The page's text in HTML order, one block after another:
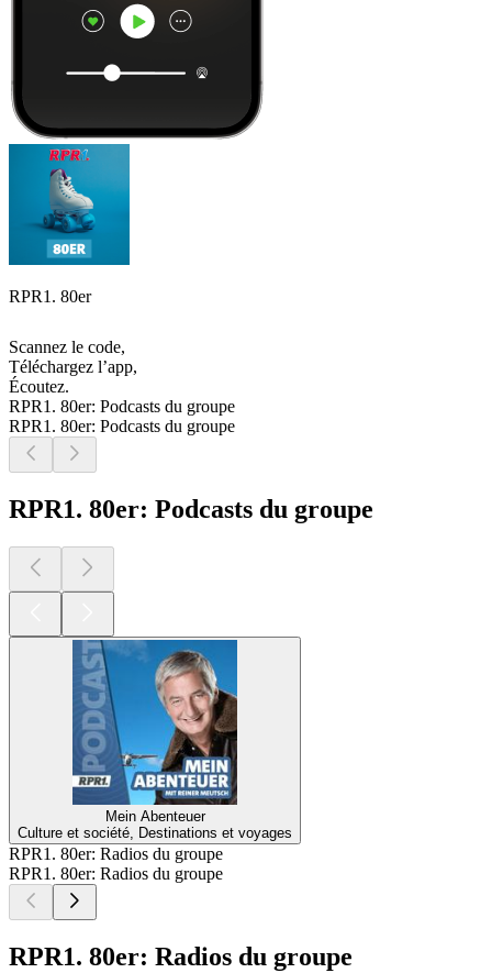
RPR1. 80er
Scannez le code,
Téléchargez l’app,
Écoutez.
RPR1. 80er: Podcasts du groupe
RPR1. 80er: Podcasts du groupe
RPR1. 80er: Podcasts du groupe
Mein Abenteuer
Culture et société, Destinations et voyages
RPR1. 80er: Radios du groupe
RPR1. 80er: Radios du groupe
RPR1. 80er: Radios du groupe